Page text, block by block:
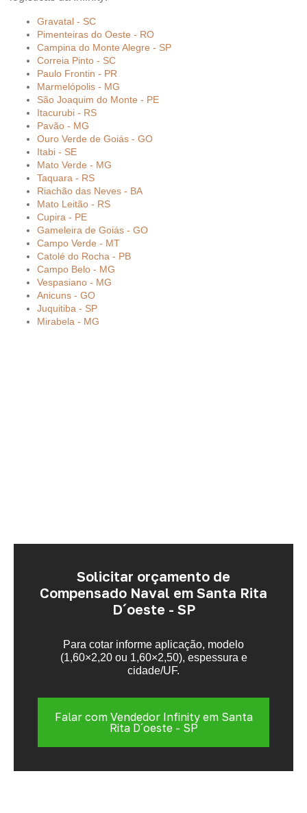
Gravatal - SC
Pimenteiras do Oeste - RO
Campina do Monte Alegre - SP
Correia Pinto - SC
Paulo Frontin - PR
Marmelópolis - MG
São Joaquim do Monte - PE
Itacurubi - RS
Pavão - MG
Ouro Verde de Goiás - GO
Itabi - SE
Mato Verde - MG
Taquara - RS
Riachão das Neves - BA
Mato Leitão - RS
Cupira - PE
Gameleira de Goiás - GO
Campo Verde - MT
Catolé do Rocha - PB
Campo Belo - MG
Vespasiano - MG
Anicuns - GO
Juquitiba - SP
Mirabela - MG
Solicitar orçamento de
Compensado Naval em Santa Rita
D´oeste - SP
Para cotar informe aplicação, modelo
(1,60×2,20 ou 1,60×2,50), espessura e
cidade/UF.
Falar com Vendedor Infinity em Santa
Rita D´oeste - SP